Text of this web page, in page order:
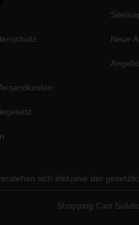
Neue
sich inklusive der
Shopping Cart